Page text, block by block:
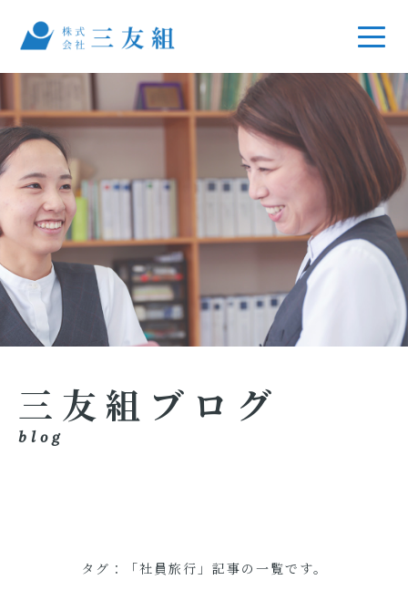
三友組ブログ
blog
タグ：「社員旅行」記事の一覧です。